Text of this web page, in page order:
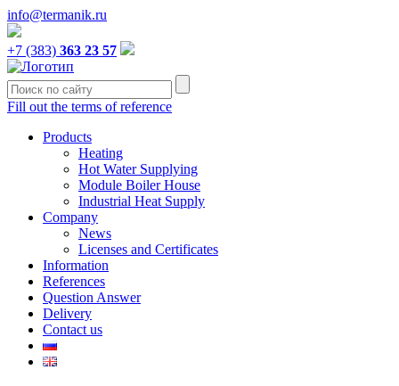
info@termanik.ru
+7 (383) 363 23 57
Fill out the terms of reference
Products
Heating
Hot Water Supplying
Module Boiler House
Industrial Heat Supply
Company
News
Licenses and Certificates
Information
References
Question Answer
Delivery
Contact us